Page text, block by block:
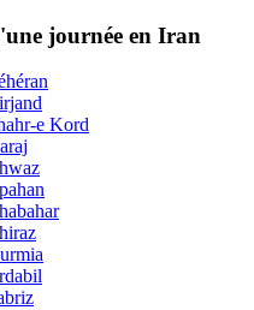
journée en Iran
e Kord